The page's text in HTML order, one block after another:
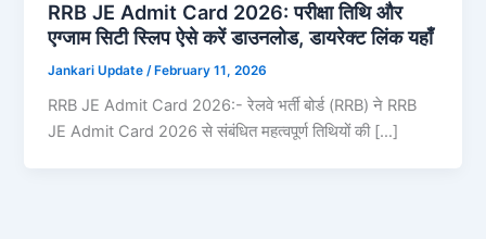
RRB JE Admit Card 2026: परीक्षा तिथि और
एग्जाम सिटी स्लिप ऐसे करें डाउनलोड, डायरेक्ट लिंक यहाँ
Jankari Update /February 11, 2026
RRB JE Admit Card 2026:- रेलवे भर्ती बोर्ड (RRB) ने RRB
JE Admit Card 2026 से संबंधित महत्वपूर्ण तिथियों की […]